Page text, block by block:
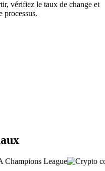
vérifiez le taux de change et
processus.